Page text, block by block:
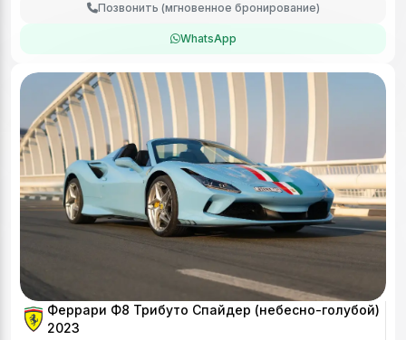
Позвонить (мгновенное бронирование)
WhatsApp
Феррари Ф8 Трибуто Спайдер (небесно-голубой)
2023